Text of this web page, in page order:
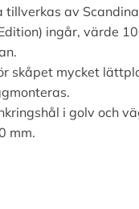
tillverkas av
ingår, värde
skåpet mycket
i golv och
mm.